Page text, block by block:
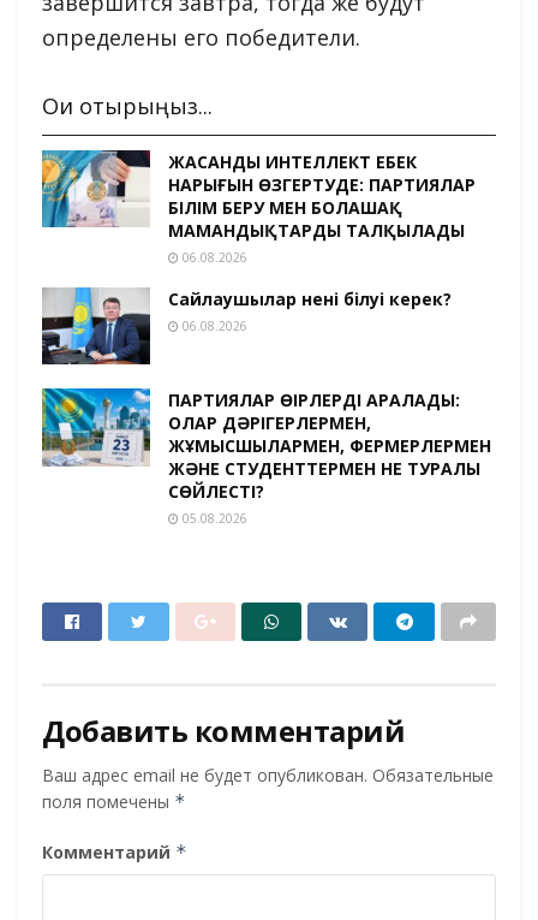
определены его победители.
Оқи отырыңыз...
ЖАСАНДЫ ИНТЕЛЛЕКТ ЕҢБЕК
НАРЫҒЫН ӨЗГЕРТУДЕ: ПАРТИЯЛАР
БІЛІМ БЕРУ МЕН БОЛАШАҚ
МАМАНДЫҚТАРДЫ ТАЛҚЫЛАДЫ
06.08.2026
Сайлаушылар нені білуі керек?
06.08.2026
ПАРТИЯЛАР ӨҢІРЛЕРДІ АРАЛАДЫ:
ОЛАР ДӘРІГЕРЛЕРМЕН,
ЖҰМЫСШЫЛАРМЕН, ФЕРМЕРЛЕРМЕН
ЖӘНЕ СТУДЕНТТЕРМЕН НЕ ТУРАЛЫ
СӨЙЛЕСТІ?
05.08.2026
Добавить комментарий
Ваш адрес email не будет опубликован. Обязательные
поля помечены *
Комментарий *